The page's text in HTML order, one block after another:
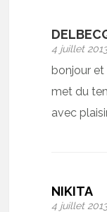
4 juillet
bonjour
met du
avec
NIKITA
4 juillet